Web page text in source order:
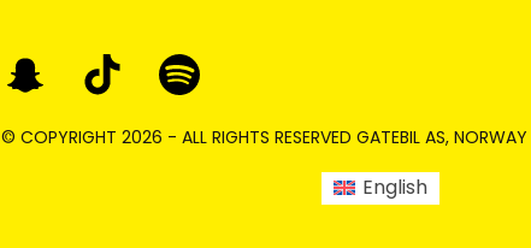
© COPYRIGHT 2026 - ALL RIGHTS RESERVED GATEBIL AS, NORWAY
English